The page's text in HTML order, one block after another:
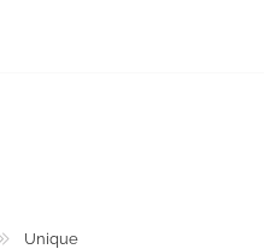
Unique